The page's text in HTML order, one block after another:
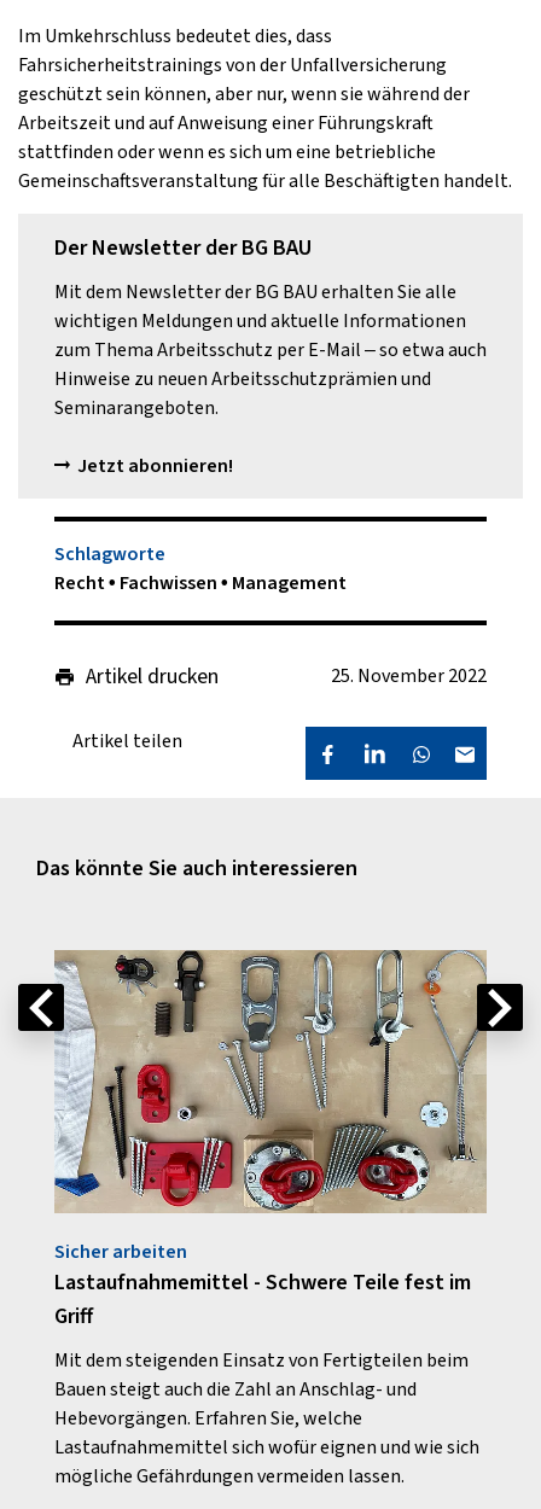
Im Umkehrschluss bedeutet dies, dass
Fahrsicherheitstrainings von der Unfallversicherung
geschützt sein können, aber nur, wenn sie während der
Arbeitszeit und auf Anweisung einer Führungskraft
stattfinden oder wenn es sich um eine betriebliche
Gemeinschaftsveranstaltung für alle Beschäftigten handelt.
Der Newsletter der BG BAU
Mit dem Newsletter der BG BAU erhalten Sie alle
wichtigen Meldungen und aktuelle Informationen
zum Thema Arbeitsschutz per E-Mail – so etwa auch
Hinweise zu neuen Arbeitsschutzprämien und
Seminarangeboten.
Jetzt abonnieren!
Schlagworte
Recht Fachwissen Management
Artikel drucken 25. November 2022
Artikel teilen
Das könnte Sie auch interessieren
Sicher arbeiten
Lastaufnahmemittel - Schwere Teile fest im
Griff
Mit dem steigenden Einsatz von Fertigteilen beim
Bauen steigt auch die Zahl an Anschlag- und
Hebevorgängen. Erfahren Sie, welche
Lastaufnahmemittel sich wofür eignen und wie sich
mögliche Gefährdungen vermeiden lassen.